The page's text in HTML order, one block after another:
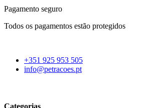
Pagamento seguro
Todos os pagamentos estão protegidos
+351 925 953 505
info@petracoes.pt
Categorias